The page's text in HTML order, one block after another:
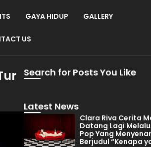
GAYA HIDUP GALLERY
US
Search for Posts You Like
Latest News
Clara Riva Cerita
Datang Lagi
Pop Yang
Berjudul “Kenapa